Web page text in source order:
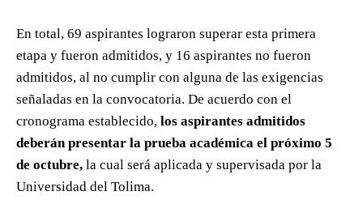
En total, 69 aspirantes lograron superar esta primera
etapa y fueron admitidos, y 16 aspirantes no fueron
admitidos, al no cumplir con alguna de las exigencias
señaladas en la convocatoria. De acuerdo con el
cronograma establecido, los aspirantes admitidos
deberán presentar la prueba académica el próximo 5
de octubre, la cual será aplicada y supervisada por la
Universidad del Tolima.